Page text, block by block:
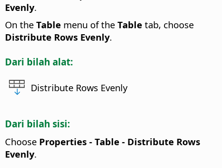
Evenly.
On the Table menu of the Table tab, choose
Distribute Rows Evenly.
Dari bilah alat:
Distribute Rows Evenly
Dari bilah sisi:
Choose Properties - Table - Distribute Rows
Evenly.